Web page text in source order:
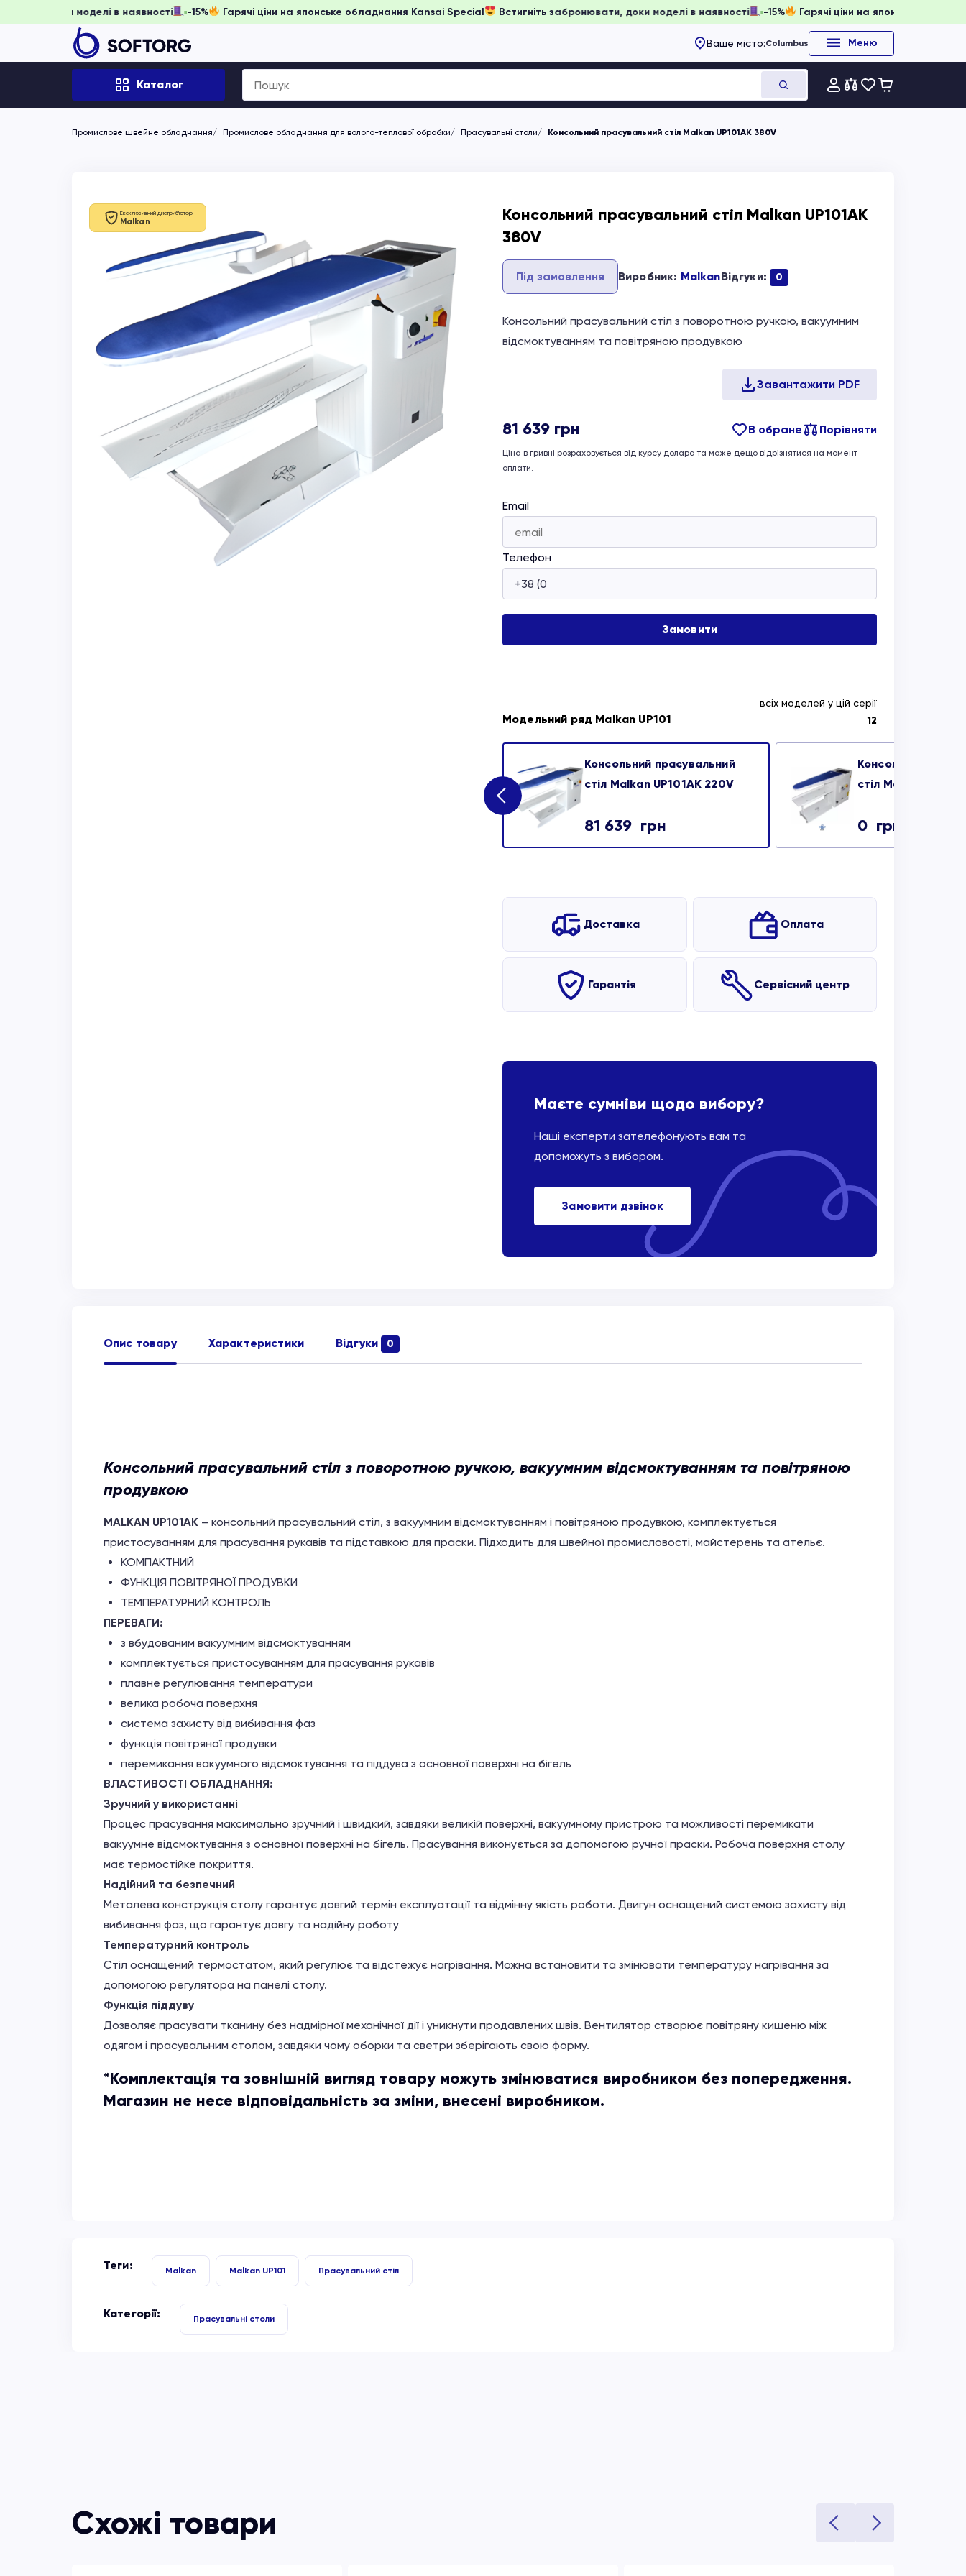
забронювати, доки моделі в наявності -15% Гарячі ціни на японське обладнання Kansai Special Встигніть забронювати, доки моделі в наявності -15% Гарячі ціни на
Ваше місто:Columbus Меню
Каталог
Search
for:
Промислове швейне обладнання Промислове обладнання для волого-теплової обробки Прасувальні столи Консольний прасувальний стіл Malkan UP101AK 380V
Ексклюзивний дистриб'ютор
Malkan
Консольний прасувальний стіл Malkan UP101AK
380V
Під замовлення Виробник: MalkanВідгуки: 0
Консольний прасувальний стіл з поворотною ручкою, вакуумним
відсмоктуванням та повітряною продувкою
81 639 грн В обране Порівняти
Ціна в гривні розраховується від курсу долара та може дещо відрізнятися на момент
оплати.
Email
Телефон
Модельний ряд Malkan UP101
всіх моделей у цій серії
12
Консольний прасувальний
стіл Malkan UP101AK 220V
81 639 грн
Консольний
стіл Malkan UP101
0 грн
Доставка Оплата
Гарантія Сервісний центр
Маєте сумніви щодо вибору?
Наші експерти зателефонують вам та
допоможуть з вибором.
Замовити дзвінок
Опис товару Характеристики Відгуки 0
Консольний прасувальний стіл з поворотною ручкою, вакуумним відсмоктуванням та повітряною
продувкою
MALKAN UP101AK – консольний прасувальний стіл, з вакуумним відсмоктуванням і повiтряною продувкою, комплектується
пристосуванням для прасування рукавів та підставкою для праски. Підходить для швейної промисловості, майстерень та ательє.
КОМПАКТНИЙ
ФУНКЦІЯ ПОВІТРЯНОЇ ПРОДУВКИ
ТЕМПЕРАТУРНИЙ КОНТРОЛЬ
ПЕРЕВАГИ:
з вбудованим вакуумним відсмоктуванням
комплектується пристосуванням для прасування рукавів
плавне регулювання температури
велика робоча поверхня
система захисту від вибивання фаз
функція повітряної продувки
перемикання вакуумного відсмоктування та піддува з основної поверхні на бігель
ВЛАСТИВОСТІ ОБЛАДНАННЯ:
Зручний у використанні
Процес прасування максимально зручний і швидкий, завдяки великій поверхні, вакуумному пристрою та можливості перемикати
вакуумне відсмоктування з основної поверхні на бігель. Прасування виконується за допомогою ручної праски. Робоча поверхня столу
має термостійке покриття.
Надійний та безпечний
Металева конструкція столу гарантує довгий термін експлуатації та відмінну якість роботи. Двигун оснащений системою захисту від
вибивання фаз, що гарантує довгу та надійну роботу
Температурний контроль
Стіл оснащений термостатом, який регулює та відстежує нагрівання. Можна встановити та змінювати температуру нагрівання за
допомогою регулятора на панелі столу.
Функція піддуву
Дозволяє прасувати тканину без надмірної механічної дії і уникнути продавлених швів. Вентилятор створює повітряну кишеню між
одягом і прасувальним столом, завдяки чому оборки та светри зберігають свою форму.
*Комплектація та зовнішній вигляд товару можуть змінюватися виробником без попередження.
Магазин не несе відповідальність за зміни, внесені виробником.
Теги: Malkan Malkan UP101 Прасувальний стіл
Категорії: Прасувальні столи
Схожі товари